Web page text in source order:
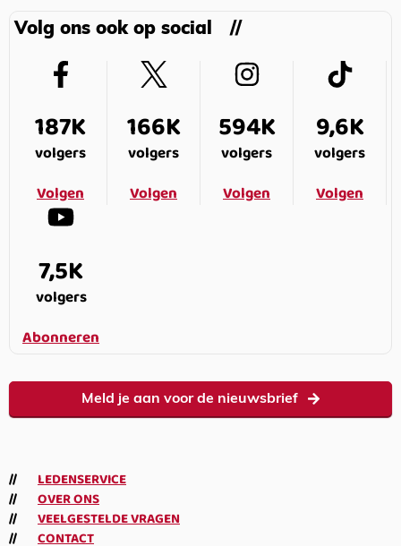
Volg ons ook op social
187K
volgers
Volgen
166K
volgers
Volgen
594K
volgers
Volgen
9,6K
volgers
Volgen
7,5K
volgers
Abonneren
Meld je aan voor de nieuwsbrief
LEDENSERVICE
OVER ONS
VEELGESTELDE VRAGEN
CONTACT